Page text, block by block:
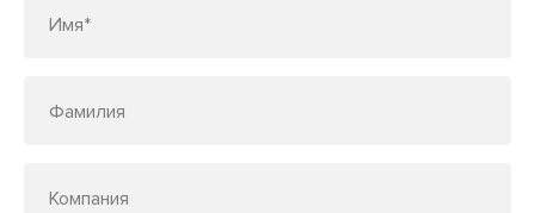
Имя*
Фамилия
Компания